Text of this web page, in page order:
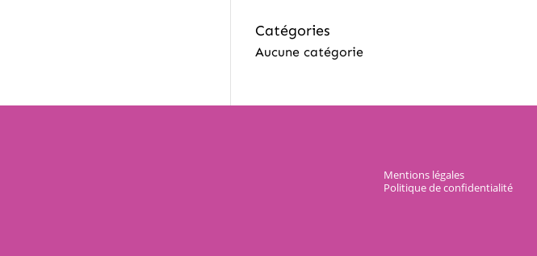
Catégories
Aucune catégorie
Mentions légales
Politique de confidentialité